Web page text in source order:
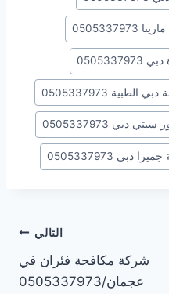
0505337973
0505337973
0505337973
التالي
شركة مكافحة فئران في
عجمان/0505337973